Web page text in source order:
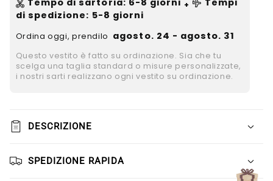
Tempo di sartoria: 6-8 giorni +
Tempi
di spedizione: 5-8 giorni
Ordina oggi, prendilo agosto. 24 - agosto. 31
Questo vestito è fatto su ordinazione. Sia che tu
scelga una taglia standard o misure personalizzate,
i nostri sarti realizzano ogni vestito su ordinazione.
DESCRIZIONE
SPEDIZIONE RAPIDA